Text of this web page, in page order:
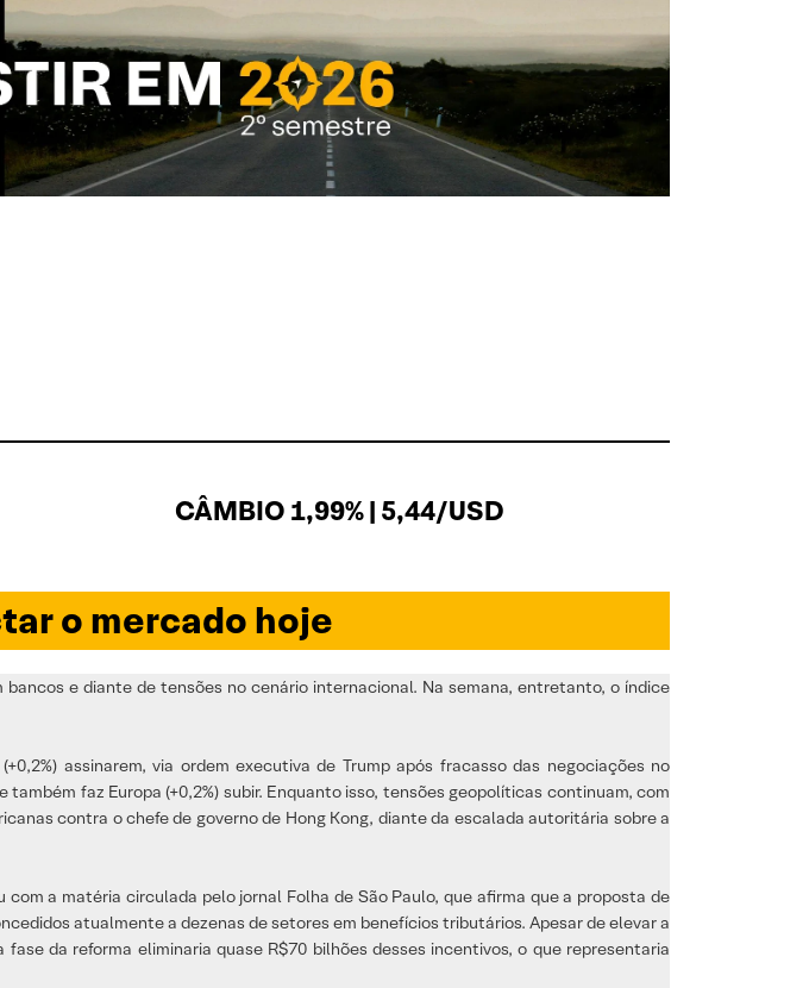
CÂMBIO 1,99% | 5,44/USD
o mercado hoje
e diante de tensões no cenário internacional. Na semana, entretanto, o índice
assinarem, via ordem executiva de Trump após fracasso das negociações no
faz Europa (+0,2%) subir. Enquanto isso, tensões geopolíticas continuam, com
contra o chefe de governo de Hong Kong, diante da escalada autoritária sobre a
a matéria circulada pelo jornal Folha de São Paulo, que afirma que a proposta de
atualmente a dezenas de setores em benefícios tributários. Apesar de elevar a
da reforma eliminaria quase R$70 bilhões desses incentivos, o que representaria